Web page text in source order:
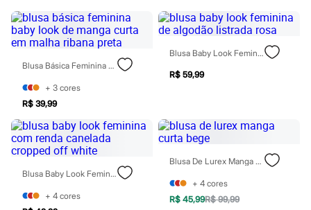
Palomino
Moda íntima
Calcinhas
Cuecas
Meias
Pijamas
Moda praia
Biquínis e Maiôs
Blusas de proteção
Sungas
Personagens
Bluey
Disney
Hello Kitty
Homem Aranha
Minecraft
Blusa Básica Feminina Baby Look De Manga Curta Em Malha Ribana Preta
+ 3 cores
R$ 39,99
Blusa Baby Look Feminina De Algodão Listrada Rosa
R$ 59,99
Blusa Baby Look Feminina Com Renda Canelada Cropped Off White
+ 4 cores
Blusa De Lurex Manga Curta Bege
+ 4 cores
R$ 45,99R$ 99,99